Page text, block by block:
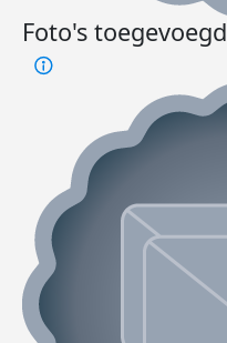
Foto's toegevoegd